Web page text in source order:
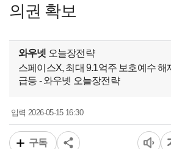
의권 확보
와우넷 오늘장전략
스페이스X, 최대 9.1억주 보호예수 해
급등 - 와우넷 오늘장전략
입력2026-05-15 16:30
구독